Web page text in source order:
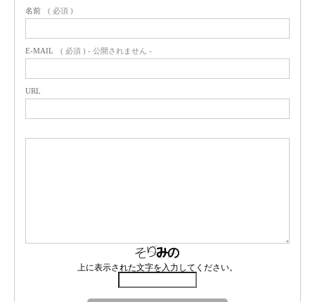
名前 ( 必須 )
E-MAIL ( 必須 ) - 公開されません -
URL
上に表示された文字を入力してください。